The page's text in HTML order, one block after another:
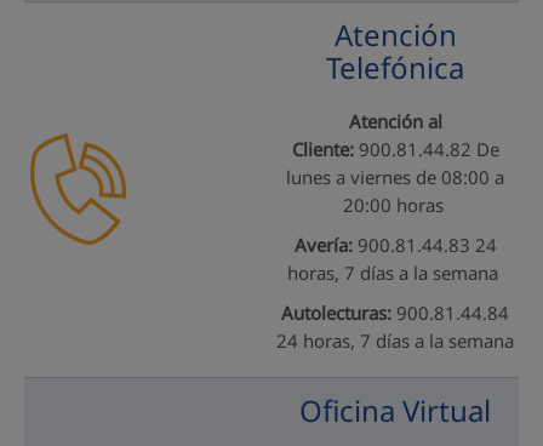
Atención
Telefónica
Atención al
Cliente:900.81.44.82 De
lunes a viernes de 08:00 a
20:00 horas
Avería: 900.81.44.83 24
horas, 7 días a la semana
Autolecturas: 900.81.44.84
24 horas, 7 días a la semana
Oficina Virtual